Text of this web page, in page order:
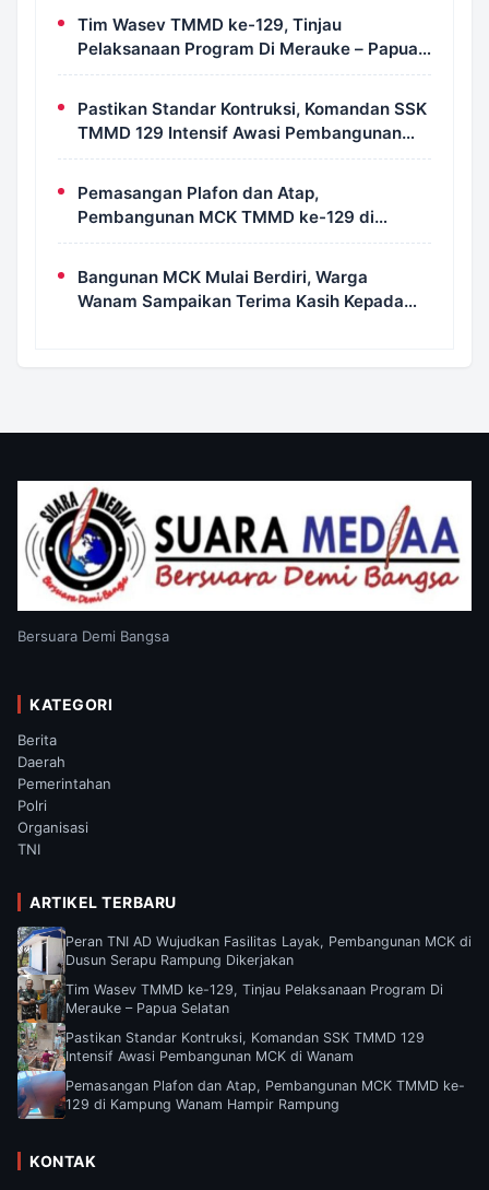
Tim Wasev TMMD ke-129, Tinjau
Pelaksanaan Program Di Merauke – Papua
Selatan
Pastikan Standar Kontruksi, Komandan SSK
TMMD 129 Intensif Awasi Pembangunan
MCK di Wanam
Pemasangan Plafon dan Atap,
Pembangunan MCK TMMD ke-129 di
Kampung Wanam Hampir Rampung
Bangunan MCK Mulai Berdiri, Warga
Wanam Sampaikan Terima Kasih Kepada
Bersuara Demi Bangsa
KATEGORI
Berita
Daerah
Pemerintahan
Polri
Organisasi
TNI
ARTIKEL TERBARU
Peran TNI AD Wujudkan Fasilitas Layak, Pembangunan MCK di
Dusun Serapu Rampung Dikerjakan
Tim Wasev TMMD ke-129, Tinjau Pelaksanaan Program Di
Merauke – Papua Selatan
Pastikan Standar Kontruksi, Komandan SSK TMMD 129
Intensif Awasi Pembangunan MCK di Wanam
Pemasangan Plafon dan Atap, Pembangunan MCK TMMD ke-
129 di Kampung Wanam Hampir Rampung
KONTAK